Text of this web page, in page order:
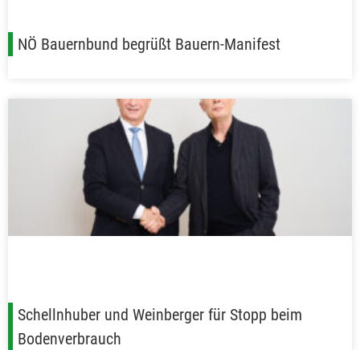
NÖ Bauernbund begrüßt Bauern-Manifest
Schellnhuber und Weinberger für Stopp beim
Bodenverbrauch